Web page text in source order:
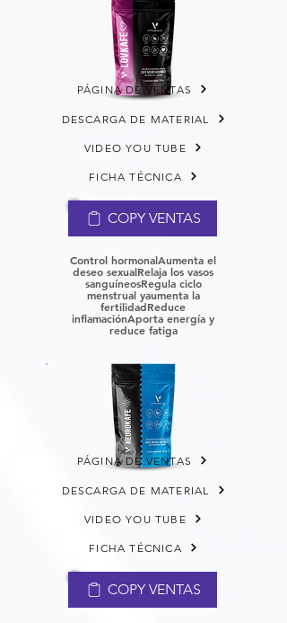
PÁGINA DE VENTAS
DESCARGA DE MATERIAL
VIDEO YOU TUBE
FICHA TÉCNICA
COPY VENTAS
Control hormonalAumenta el
deseo sexualRelaja los vasos
sanguíneosRegula ciclo
menstrual yaumenta la
fertilidadReduce
inflamaciónAporta energía y
reduce fatiga
PÁGINA DE VENTAS
DESCARGA DE MATERIAL
VIDEO YOU TUBE
FICHA TÉCNICA
COPY VENTAS